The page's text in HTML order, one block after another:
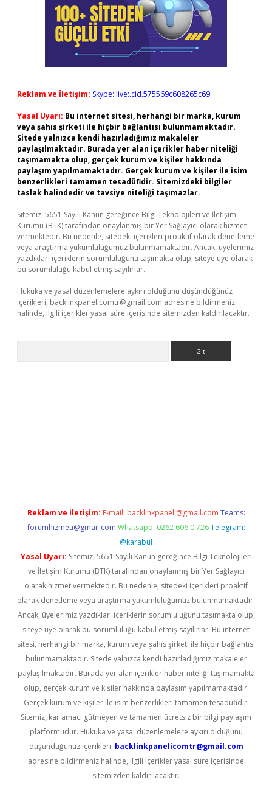
Reklam ve İletişim: Skype: live:.cid.575569c608265c69
Yasal Uyarı: Bu internet sitesi, herhangi bir marka, kurum
veya şahıs şirketi ile hiçbir bağlantısı bulunmamaktadır.
Sitede yalnızca kendi hazırladığımız makaleler
paylaşılmaktadır. Burada yer alan içerikler haber niteliği
taşımamakta olup, gerçek kurum ve kişiler hakkında
paylaşım yapılmamaktadır. Gerçek kurum ve kişiler ile isim
benzerlikleri tamamen tesadüfidir. Sitemizdeki bilgiler
taslak halindedir ve tavsiye niteliği taşımazlar.
Sitemiz, 5651 Sayılı Kanun gereğince Bilgi Teknolojileri ve İletişim
Kurumu (BTK) tarafından onaylanmış bir Yer Sağlayıcı olarak hizmet
vermektedir. Bu nedenle, sitedeki içerikleri proaktif olarak denetleme
veya araştırma yükümlülüğümüz bulunmamaktadır. Ancak, üyelerimiz
yazdıkları içeriklerin sorumluluğunu taşımakta olup, siteye üye olarak
bu sorumluluğu kabul etmiş sayılırlar.
Hukuka ve yasal düzenlemelere aykırı olduğunu düşündüğünüz
içerikleri, backlinkpanelicomtr@gmail.com adresine bildirmeniz
halinde, ilgili içerikler yasal süre içerisinde sitemizden kaldırılacaktır.
Reklam ve İletişim: E-mail: backlinkpaneli@gmail.com Teams:
forumhizmeti@gmail.com Whatsapp: 0262 606 0 726 Telegram:
@karabul
Yasal Uyarı: Sitemiz, 5651 Sayılı Kanun gereğince Bilgi Teknolojileri
ve İletişim Kurumu (BTK) tarafından onaylanmış bir Yer Sağlayıcı
olarak hizmet vermektedir. Bu nedenle, sitedeki içerikleri proaktif
olarak denetleme veya araştırma yükümlülüğümüz bulunmamaktadır.
Ancak, üyelerimiz yazdıkları içeriklerin sorumluluğunu taşımakta olup,
siteye üye olarak bu sorumluluğu kabul etmiş sayılırlar. Bu internet
sitesi, herhangi bir marka, kurum veya şahıs şirketi ile hiçbir bağlantısı
bulunmamaktadır. Sitede yalnızca kendi hazırladığımız makaleler
paylaşılmaktadır. Burada yer alan içerikler haber niteliği taşımamakta
olup, gerçek kurum ve kişiler hakkında paylaşım yapılmamaktadır.
Gerçek kurum ve kişiler ile isim benzerlikleri tamamen tesadüfidir.
Sitemiz, kar amacı gütmeyen ve tamamen ücretsiz bir bilgi paylaşım
platformudur. Hukuka ve yasal düzenlemelere aykırı olduğunu
düşündüğünüz içerikleri, backlinkpanelicomtr@gmail.com
adresine bildirmeniz halinde, ilgili içerikler yasal süre içerisinde
sitemizden kaldırılacaktır.